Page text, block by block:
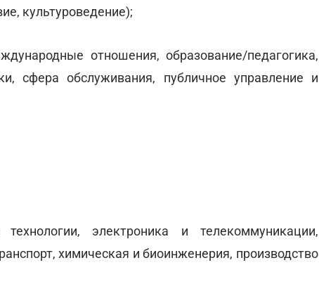
культуроведение);
отношения, образование/педагогика,
сфера обслуживания, публичное управление и
электроника и телекоммуникации,
химическая и биоинженерия, производство